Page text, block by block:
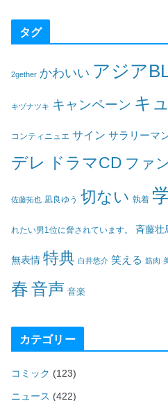
タグ
2gether かわいい アジア
キヅナツキ キャンペーン キ
コンティニュエ サイン サラリーマ
デレ
ドラマCD ファ
佐藤拓也 凪良ゆう 切ない 執着
れたい男1位に脅されています。 斉藤壮
無表情 特典 白井悠介 笑える 筋肉
春音声 音楽
カテゴリー
コミック (123)
ニュース (422)